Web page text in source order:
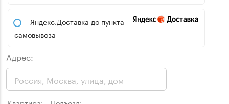
Яндекс.Доставка до пункта
самовывоза
Адрес: